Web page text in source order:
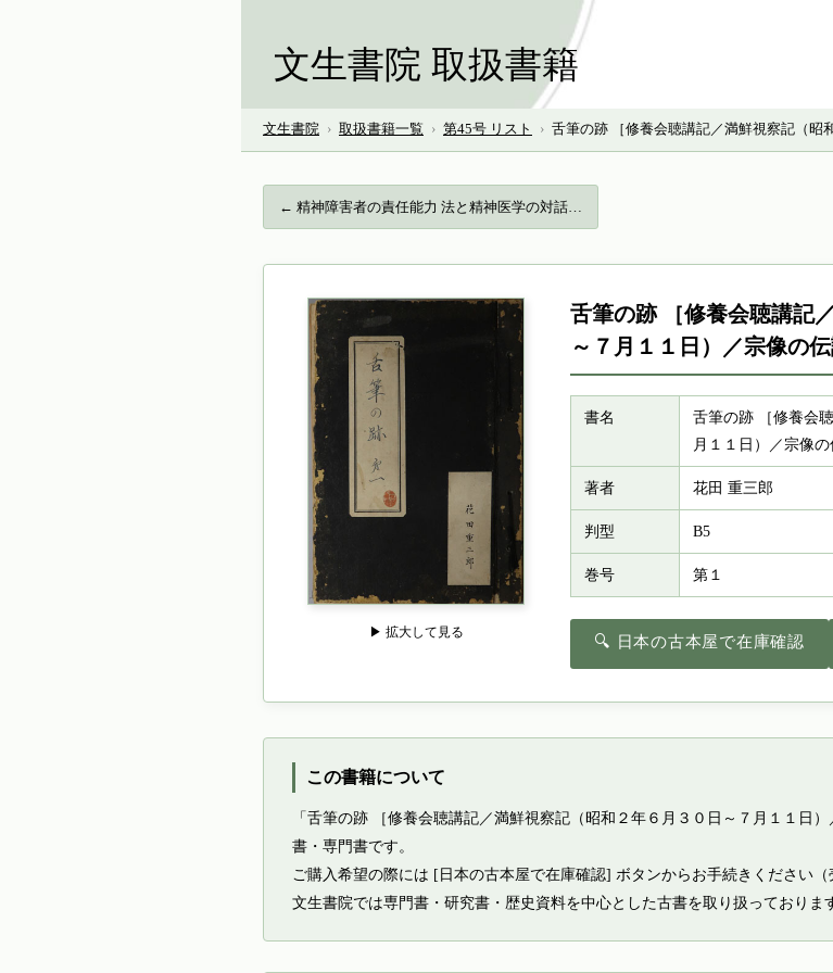
文生書院 取扱書籍
文生書院 › 取扱書籍一覧 › 第45号 リスト › 舌筆の跡 ［修養会聴講記／満鮮視察記（昭
← 精神障害者の責任能力 法と精神医学の対話…
▶ 拡大して見る
舌筆の跡 ［修養会聴講記
～７月１１日）／宗像の伝
書名
舌筆の跡 ［修養会
月１１日）／宗像の
著者 花田 重三郎
判型 B5
巻号 第１
🔍 日本の古本屋で在庫確認
この書籍について
「舌筆の跡 ［修養会聴講記／満鮮視察記（昭和２年６月３０日～７月１１日
書・専門書です。
ご購入希望の際には [日本の古本屋で在庫確認] ボタンからお手続きください（
文生書院では専門書・研究書・歴史資料を中心とした古書を取り扱っておりま